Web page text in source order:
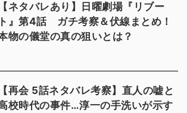
【ネタバレあり】日曜劇場『リブー
ト』第4話 ガチ考察＆伏線まとめ！
物の儀堂の真の狙いとは？
【再会 5話ネタバレ考察】直人の嘘と
校時代の事件…淳一の手洗いが示す